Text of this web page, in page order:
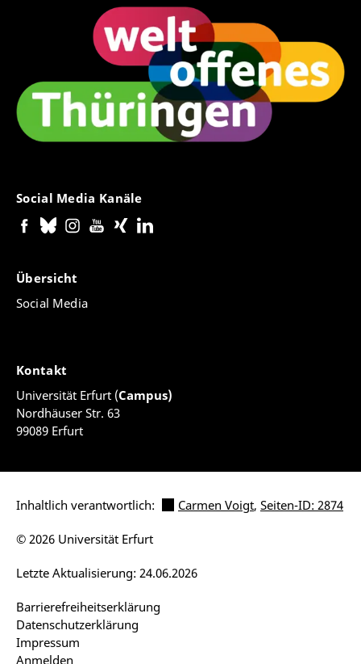
Social Media Kanäle
Übersicht
Social Media
Kontakt
Universität Erfurt (Campus)
Nordhäuser Str. 63
99089 Erfurt
Inhaltlich verantwortlich: Carmen Voigt, Seiten-ID: 2874
Barrierefreiheitserklärung
Datenschutzerklärung
Impressum
Anmelden
Letzte Aktualisierung: 24.06.2026
© 2026 Universität Erfurt